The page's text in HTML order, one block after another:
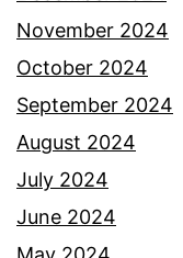
November 2024
October 2024
September 2024
August 2024
July 2024
June 2024